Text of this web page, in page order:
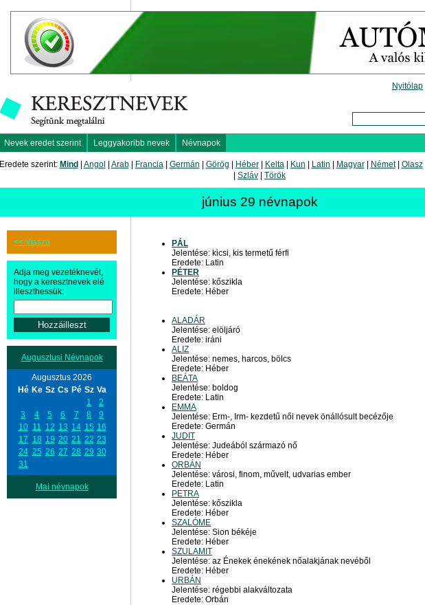
Nyitólap
Nevek eredet szerint Leggyakoribb nevek Névnapok
Eredete szerint: Mind Angol Arab| Francia| Germán Görög Héber| Kelta| Kun Latin Magyar| Német| Olasz|
Szláv Török
június 29 névnapok
<< Vissza
Adja meg vezetéknevét,
hogy a keresztnevek elé
illeszthessük:
Augusztusi Névnapok
Augusztus 2026
Hé Ke Sz Cs Pé Sz Va
1
2
3
4 5 6 7 8
9
10 11 12 13 14 15 16
17 18 19 20 21 22 23
24 25 26 27 28 29 30
31
Mai névnapok
PÁL
Jelentése: kicsi, kis termetű férfi
Eredete: Latin
PÉTER
Jelentése: kőszikla
Eredete: Héber
ALADÁR
Jelentése: elöljáró
Eredete: iráni
ALIZ
Jelentése: nemes, harcos, bölcs
Eredete: Héber
BEÁTA
Jelentése: boldog
Eredete: Latin
EMMA
Jelentése: Erm-, Irm- kezdetű női nevek önállósult becézője
Eredete: Germán
JUDIT
Jelentése: Judeából származó nő
Eredete: Héber
ORBÁN
Jelentése: városi, finom, művelt, udvarias ember
Eredete: Latin
PETRA
Jelentése: kőszikla
Eredete: Héber
SZALÓME
Jelentése: Sion békéje
Eredete: Héber
SZULAMIT
Jelentése: az Énekek énekének nőalakjának nevéből
Eredete: Héber
URBÁN
Jelentése: régebbi alakváltozata
Eredete: Orbán